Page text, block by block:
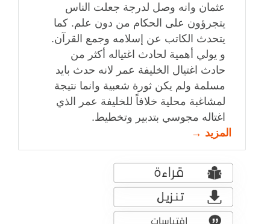
عثمان وانه وصل لدرجة جعلت الناس
يتجرؤون على الحكام من دون علم. كما
يتحدث الكاتب عن إسلامه وجمع القرآن.
و يولي أهمية لحادث اغتياله أكثر من
حادث اغتيال الخليفة عمر لانه حدث بايد
مسلمة ولم يكن ثورة شعبية وانما نتيجة
لمشاغبة محلية خلافاً للخليفة عمر الذي
اغتاله مجوسي بتدبير وتخطيط.
المزيد →